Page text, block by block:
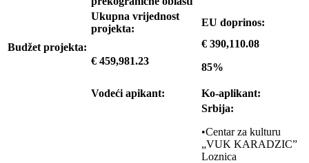
Budžet projekta:
Ukupna vrijednost
projekta:
EU doprinos:
€ 459,981.23
€ 390,110.08
85%
Vodeći apikant: Ko-aplikant:
Srbija:
•Centar za kulturu
„VUK KARADZIC”
Loznica